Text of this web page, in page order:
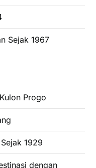
Sejak 1967
Progo
1929
dengan